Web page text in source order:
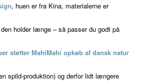
, huen er fra Kina, materialerne er
holder længe – så passer du godt på
støtter MahiMahi opkøb af dansk natur
spild-produktion) og derfor lidt længere